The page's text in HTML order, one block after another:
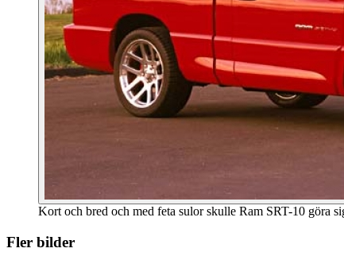
Kort och bred och med feta sulor skulle Ram SRT-10 göra
Fler bilder